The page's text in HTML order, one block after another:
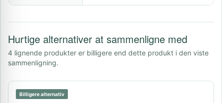
Hurtige alternativer at sammenligne med
4 lignende produkter er billigere end dette produkt i den viste
sammenligning.
Billigere alternativ